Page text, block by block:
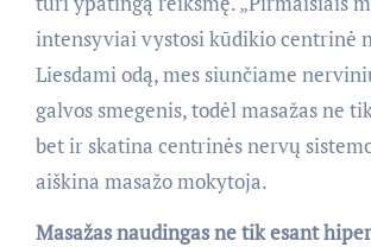
intensyviai vystosi kūdikio centrinė
Liesdami odą, mes siunčiame
galvos smegenis, todėl masažas ne
bet ir skatina centrinės nervų
aiškina masažo mokytoja.
Masažas naudingas ne tik esant